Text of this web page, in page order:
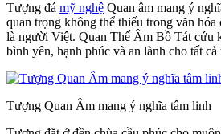
Tượng đá mỹ nghệ Quan âm mang ý
quan trọng không thể thiếu trong văn
là người Việt. Quan Thế Âm Bồ Tát cứu
bình yên, hạnh phúc và an lành cho tất
Tượng Quan Âm mang ý nghĩa tâm linh